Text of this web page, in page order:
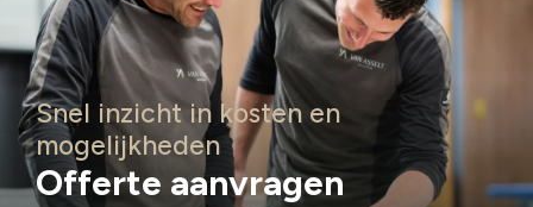
Snel inzicht in kosten en
mogelijkheden
Offerte aanvragen